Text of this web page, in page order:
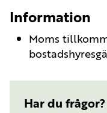
Information
Moms
Har du frågor?